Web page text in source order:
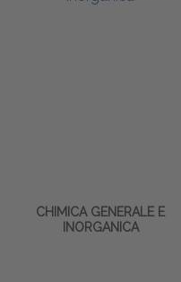
CHIMICA GENERALE E
INORGANICA